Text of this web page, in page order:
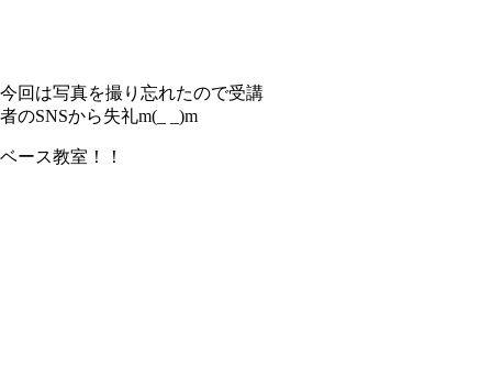
今回は写真を撮り忘れたので受講
者のSNSから失礼m(_ _)m
ベース教室！！